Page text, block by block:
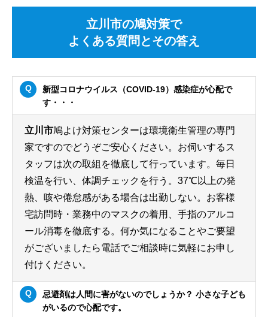
立川市の鳩対策で
よくある質問とその答え
新型コロナウイルス（COVID-19）感染症が心配で
す・・・
立川市鳩よけ対策センターは環境衛生管理の専門
家ですのでどうぞご安心ください。お伺いするス
タッフは次の取組を徹底して行っています。毎日
検温を行い、体調チェックを行う。37℃以上の発
熱、咳や倦怠感がある場合は出勤しない。お客様
宅訪問時・業務中のマスクの着用、手指のアルコ
ール消毒を徹底する。何か気になることやご要望
がございましたら電話でご相談時に気軽にお申し
付けください。
忌避剤は人間に害がないのでしょうか？ 小さな子ども
がいるので心配です。